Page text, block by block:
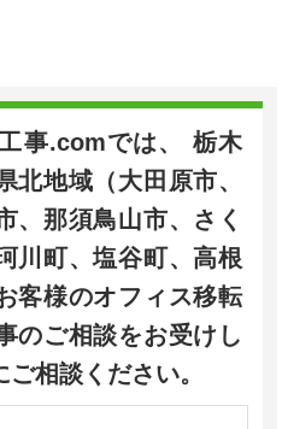
事.comでは、 栃木
北地域（大田原市、
、那須鳥山市、さく
川町、塩谷町、高根
客様のオフィス移転
のご相談をお受けし
相談ください。